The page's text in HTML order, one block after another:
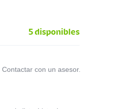
5 disponibles
Contactar con un asesor.